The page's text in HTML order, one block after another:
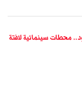
محطات سينمائية لافتة